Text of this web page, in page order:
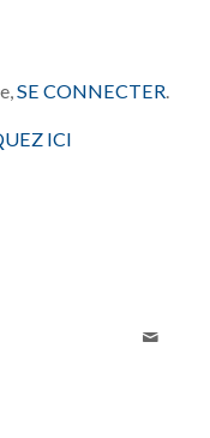
SE CONNECTER
ICI